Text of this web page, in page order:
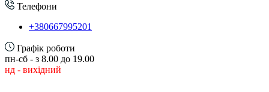
Телефони
+380667995201
Графік роботи
пн-сб - з 8.00 до 19.00
нд - вихідний